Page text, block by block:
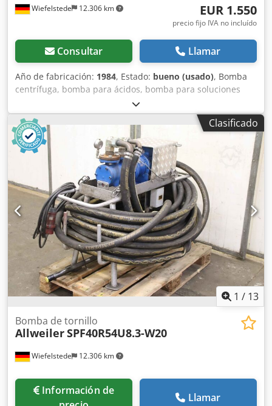
Wiefelstede 12.306 km EUR 1.550
precio fijo IVA no incluído
Consultar Llamar
Año de fabricación: 1984, Estado: bueno (usado), Bomba
centrífuga, bomba para ácidos, bomba para soluciones
alcalinas -Potencia del motor: 11 kW Crsdsb A R Iyopfx Ab
Asf -Velocidad de rotación: 1440 rpm -Caudal: 40 m³/h -
Conexión de tubería de entrada: DN80 -Conexión de
tubería de salida: DN80 -Dimensiones: 1550/550/A550 mm
-Peso: 240 kg
Clasificado
1 / 13
Wiefelstede 12.306 km
Bomba de tornillo
AllweilerSPF40R54U8.3-W20
Información de
Llamar